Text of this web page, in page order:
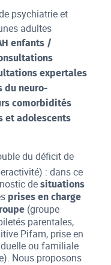
psychiatrie et
adultes
enfants /
expertales
du neuro-
comorbidités
et adolescents
du déficit de
: dans ce
desituations
prises en charge
(groupe
parentales,
Pifam, prise en
ou familiale
Nous proposons